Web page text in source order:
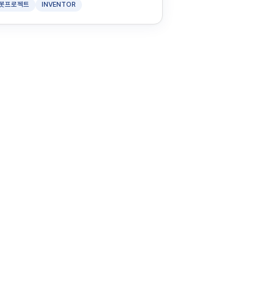
프로젝트 INVENTOR